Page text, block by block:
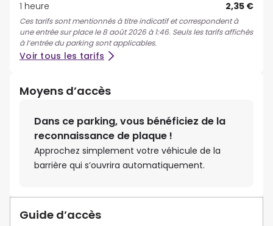
1 heure
2,35 €
Ces tarifs sont mentionnés à titre indicatif et correspondent à
une entrée sur place le 8 août 2026 à 1:46. Seuls les tarifs affichés
à l’entrée du parking sont applicables.
Voir tous les tarifs
Moyens d’accès
Dans ce parking, vous bénéficiez de la
reconnaissance de plaque !
Approchez simplement votre véhicule de la
barrière qui s’ouvrira automatiquement.
Guide d’accès